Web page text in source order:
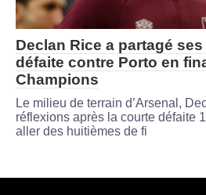
Declan Rice a partagé
défaite contre Porto en
Champions
Le milieu de terrain d’Arsenal,
réflexions après la courte défaite
aller des huitièmes de fi